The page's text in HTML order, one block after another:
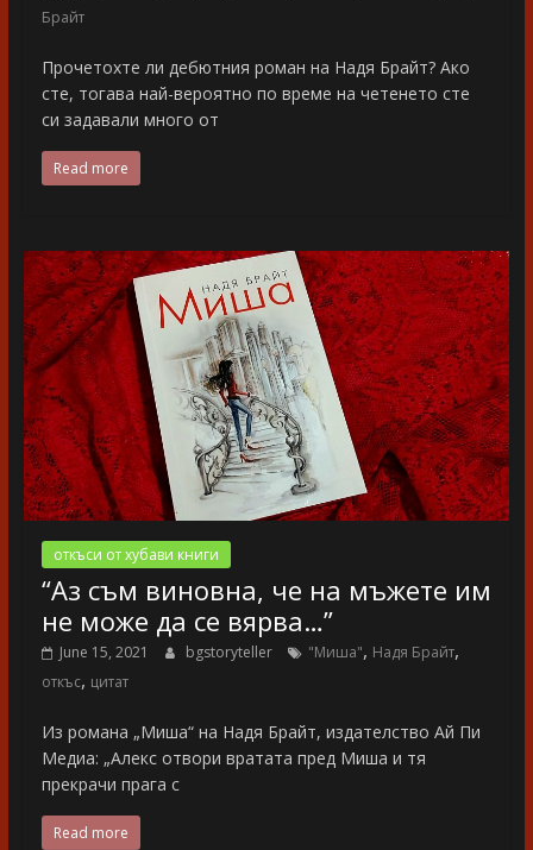
Брайт
Прочетохте ли дебютния роман на Надя Брайт? Ако
сте, тогава най-вероятно по време на четенето сте
си задавали много от
Read more
откъси от хубави книги
“Аз съм виновна, че на мъжете им
не може да се вярва…”
June 15, 2021 bgstoryteller "Миша", Надя Брайт,
откъс, цитат
Из романа „Миша“ на Надя Брайт, издателство Ай Пи
Медиа: „Алекс отвори вратата пред Миша и тя
прекрачи прага с
Read more